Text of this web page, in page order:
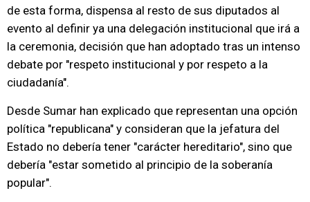
de esta forma, dispensa al resto de sus diputados al
evento al definir ya una delegación institucional que irá a
la ceremonia, decisión que han adoptado tras un intenso
debate por "respeto institucional y por respeto a la
ciudadanía".
Desde Sumar han explicado que representan una opción
política "republicana" y consideran que la jefatura del
Estado no debería tener "carácter hereditario", sino que
debería "estar sometido al principio de la soberanía
popular".